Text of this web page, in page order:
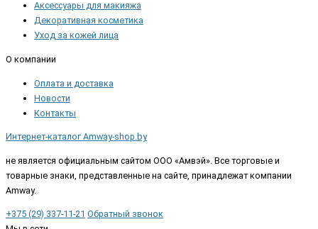
Аксессуары для макияжа
Декоративная косметика
Уход за кожей лица
О компании
Оплата и доставка
Новости
Контакты
Интернет-каталог Amway-shop.by
не является официальным сайтом ООО «Амвэй». Все торговые и
товарные знаки, представленные на сайте, принадлежат компании
Amway.
+375 (29) 337-11-21 Обратный звонок